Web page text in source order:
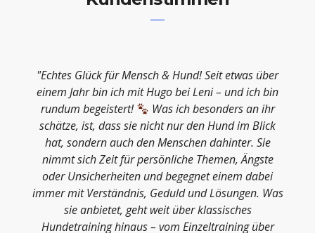
"Echtes Glück für Mensch & Hund! Seit etwas über
einem Jahr bin ich mit Hugo bei Leni – und ich bin
rundum begeistert!
Was ich besonders an ihr
schätze, ist, dass sie nicht nur den Hund im Blick
hat, sondern auch den Menschen dahinter. Sie
nimmt sich Zeit für persönliche Themen, Ängste
oder Unsicherheiten und begegnet einem dabei
immer mit Verständnis, Geduld und Lösungen. Was
sie anbietet, geht weit über klassisches
Hundetraining hinaus – vom Einzeltraining über